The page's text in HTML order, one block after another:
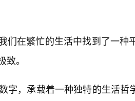
们在繁忙的生活中找到了一种
。
字，承载着一种独特的生活哲